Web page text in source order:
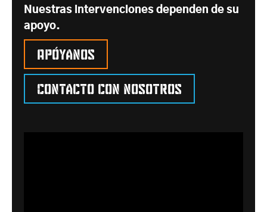
Nuestras intervenciones dependen de su
apoyo.
Apóyanos
Contacto con nosotros